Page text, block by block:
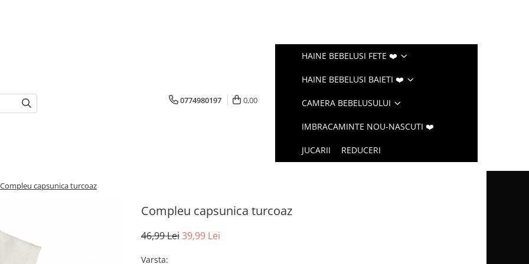
0774980197 0,00
HAINE BEBELUSI FETE ❤️
HAINE BEBELUSI BAIETI ❤️
CAMERA BEBELUSULUI
IMBRACAMINTE NOU-NASCUTI ❤️
JUCARII REDUCERI
Compleu capsunica turcoaz
Compleu capsunica turcoaz
46,99 Lei39,99 Lei
Varsta: